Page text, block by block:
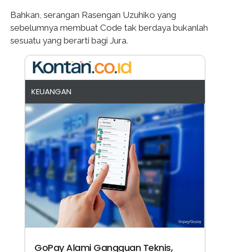
Bahkan, serangan Rasengan Uzuhiko yang
sebelumnya membuat Code tak berdaya bukanlah
sesuatu yang berarti bagi Jura.
KEUANGAN
GoPay Alami Gangguan Teknis,